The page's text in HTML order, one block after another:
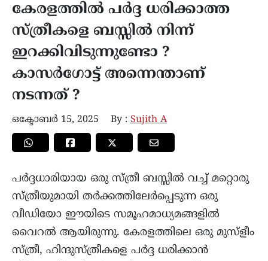
കേരളത്തില്‍ പര്‍ദ്ദ ധരിക്കാത്ത
സ്ത്രീകളെ ബസ്സില്‍ നിന്ന്
ഇറക്കിവിടുന്നുണ്ടോ ?
കാസര്‍ഗോട്ട് അന്നെന്താണ്
നടന്നത് ?
ഒക്ടോബർ 15, 2025 By : Sujith A
പര്‍ദ്ദധാരിയായ ഒരു സ്ത്രീ ബസ്സില്‍ വച്ച് മറ്റൊരു
സ്ത്രീയുമായി തര്‍ക്കത്തിലേര്‍പ്പെടുന്ന ഒരു
വീഡിയോ ഈയിടെ സമൂഹമാധ്യമങ്ങളിൽ
വൈറൽ ആയിരുന്നു. കേരളത്തിലെ ഒരു മുസ്‌ളീം
സ്ത്രീ, ഹിന്ദുസ്ത്രീകളെ പര്‍ദ്ദ ധരിക്കാന്‍